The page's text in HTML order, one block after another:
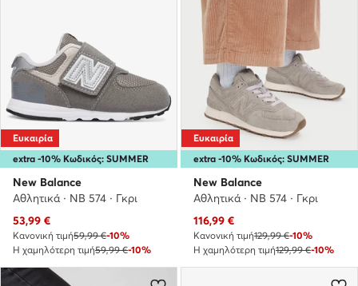
extra -10% Κωδικός: SUMMER
Ευκαιρία
New Balance
Αθλητικά · NB 574 · Γκρι
Τρέχουσα τιμή
53,99 €
Κανονική τιμή59,99 €-10%
Η χαμηλότερη τιμή59,99 €-10%
extra -10% Κωδικός: SUMMER
Ευκαιρία
New Balance
Αθλητικά · NB 574 · Γκρι
Τρέχουσα τιμή
116,99 €
Κανονική τιμή129,99 €-10%
Η χαμηλότερη τιμή129,99 €-10%